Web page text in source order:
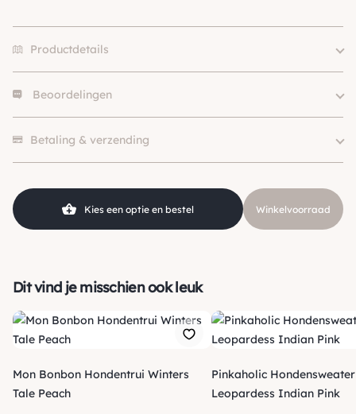
Productdetails
Size
Kleur
Bruin
Merk
Beoordelingen
Betaling & verzending
Kies een optie en bestel Winkelvoorraad
Dit vind je misschien ook leuk
Mon Bonbon Hondentrui Winters
Tale Peach
Pinkaholic Hondensweater
Leopardess Indian Pink